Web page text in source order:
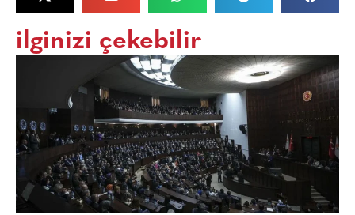
ilginizi çekebilir